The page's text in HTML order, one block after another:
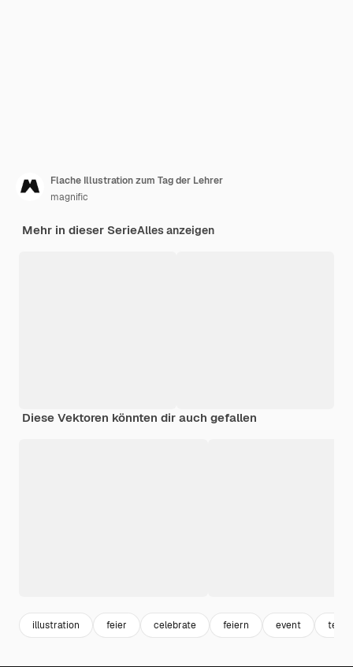
Flache Illustration zum Tag der Lehrer
magnific
Mehr in dieser SerieAlles anzeigen
Diese Vektoren könnten dir auch gefallen
illustration feier celebrate feiern event